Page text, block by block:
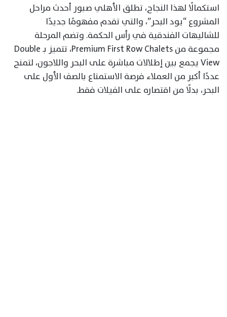
استكمالًا لهذا النجاح، تطلق الأهلي صبور أحدث مراحل
المشروع “يود البحر”، والتي تقدم مفهومًا جديدًا
للشاليهات الفندقية في رأس الحكمة. وتضم المرحلة
مجموعة من Premium First Row Chalets، تتميز بـ Double
View يجمع بين إطلالات مباشرة على البحر واللاجون، لتمنح
عددًا أكبر من العملاء فرصة الاستمتاع بالصف الأول على
البحر، بدلًا من اقتصاره على الفيلات فقط.